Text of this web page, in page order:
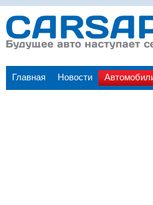
Главная Новости